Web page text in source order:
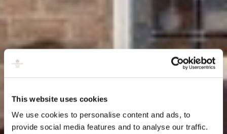
This website uses cookies
We use cookies to personalise content and ads, to
provide social media features and to analyse our traffic.